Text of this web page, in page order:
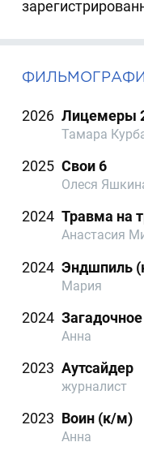
2026 Лицемеры
Тамара
2025 Свои 6
Олеся
2024 Травма на
Анастасия
2024 Эндшпиль
Мария
2024
Анна
2023 Аутсайдер
журналист
2023 Воин (к/м)
Анна